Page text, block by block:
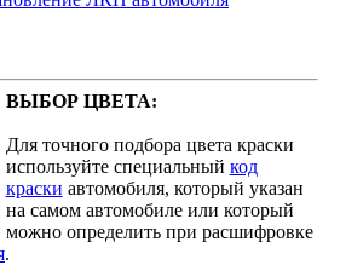
ВЫБОР ЦВЕТА:
Для точного подбора цвета краски
используйте специальный код
краски автомобиля, который указан
на самом автомобиле или который
можно определить при расшифровке
.